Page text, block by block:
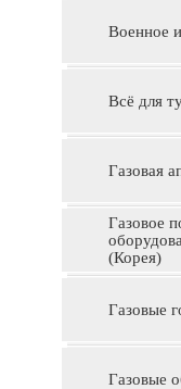
Военное
Всё для
Газовая
Газовое
(Корея)
Газовые
Газовые